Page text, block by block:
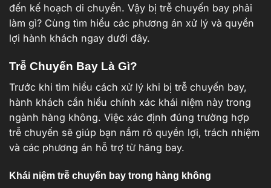
đến kế hoạch di chuyển. Vậy bị trễ chuyến bay phải
làm gì? Cùng tìm hiểu các phương án xử lý và quyền
lợi hành khách ngay dưới đây.
Trễ Chuyến Bay Là Gì?
Trước khi tìm hiểu cách xử lý khi bị trễ chuyến bay,
hành khách cần hiểu chính xác khái niệm này trong
ngành hàng không. Việc xác định đúng trường hợp
trễ chuyến sẽ giúp bạn nắm rõ quyền lợi, trách nhiệm
và các phương án hỗ trợ từ hãng bay.
Khái niệm trễ chuyến bay trong hàng không